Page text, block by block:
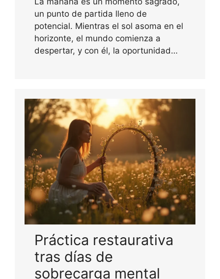
un punto de partida lleno de
potencial. Mientras el sol asoma en el
horizonte, el mundo comienza a
despertar, y con él, la oportunidad…
Práctica restaurativa
tras días de
sobrecarga mental